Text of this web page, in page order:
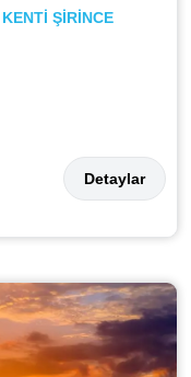
ŞİRİNCE
Detaylar